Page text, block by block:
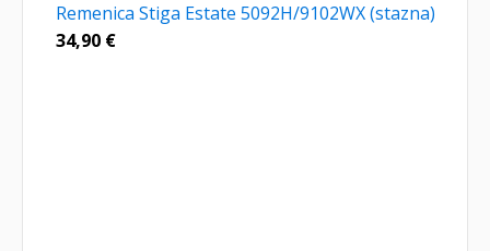
Remenica Stiga Estate 5092H/9102WX (stazna)
34,90 €